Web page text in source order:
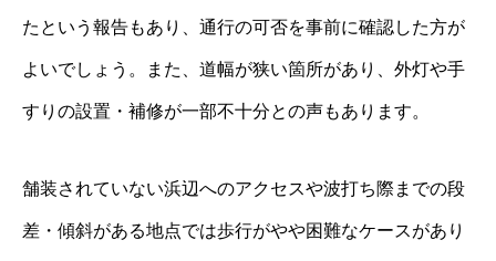
たという報告もあり、通行の可否を事前に確認した方が
よいでしょう。また、道幅が狭い箇所があり、外灯や手
すりの設置・補修が一部不十分との声もあります。
舗装されていない浜辺へのアクセスや波打ち際までの段
差・傾斜がある地点では歩行がやや困難なケースがあり